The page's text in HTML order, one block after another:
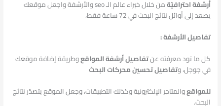
أرشفة احترافيّة
من خلال خبراء عالم الـ seo والأرشفة واجعل موقعك
يصعد إلى أوائل نتائج البحث في 72 ساعة فقط،
تفاصيل الأرشفة :
كل ما تود معرفته عنتفاصيل أرشفة المواقعوطريقة إضافة موقعك
في جوجل، وتفاصيل تحسين محركات البحث
للمواقعوالمتاجر الإلكترونية وكذلك التطبيقات، وجعل الموقع يتصدّر نتائج
البحث.